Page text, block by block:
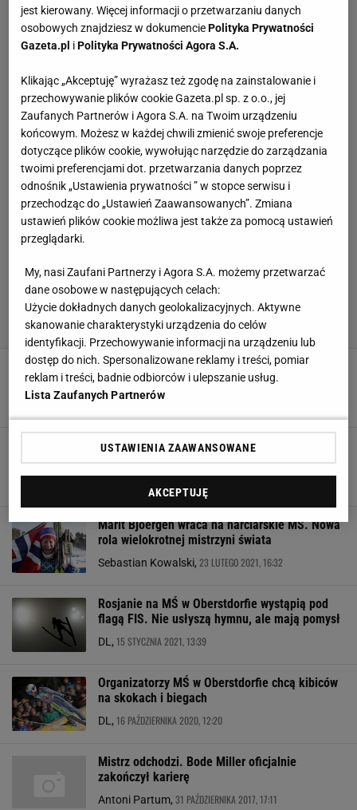
Polska może zorganizować mistrzostwa świata.
Mamy partnera. "Trwają rozmowy"
Wybrano gospodarza MŚ w narciarstwie
klasycznym w 2027 roku. Klamka zapadła
Marit Bjoergen wraca na narciarskie MŚ. Nowa
rola wielokrotnej mistrzyni świata
Sebastian Kowalski, 23 LUTEGO 2021, 16:32
Rosjanie na MŚ w Oberstdorfie wystąpią pod
flagą FIS. Nie usłyszą hymnu, ale mają pomysł
DL, 15 STYCZNIA 2021, 13:39
Organizatorzy MŚ w Oberstdorfie chcą kibiców
na skokach i biegach
DL, 16 PAŹDZIERNIKA 2020, 12:20
Mistrz odchodzi. Bode Miller oficjalnie
zakończył karierę
Antoni Partum, 31 PAŹDZIERNIKA 2017, 17:11
jest kierowany. Więcej informacji o przetwarzaniu danych
osobowych znajdziesz w dokumenciePolityka Prywatności
Gazeta.pl iPolityka Prywatności Agora S.A.
Klikając „Akceptuję” wyrażasz też zgodę na zainstalowanie i
przechowywanie plików cookie Gazeta.pl sp. z o.o., jej
Zaufanych Partnerów i Agora S.A. na Twoim urządzeniu
końcowym. Możesz w każdej chwili zmienić swoje preferencje
dotyczące plików cookie, wywołując narzędzie do zarządzania
twoimi preferencjami dot. przetwarzania danych poprzez
odnośnik „Ustawienia prywatności ” w stopce serwisu i
przechodząc do „Ustawień Zaawansowanych”. Zmiana
ustawień plików cookie możliwa jest także za pomocą ustawień
przeglądarki.
My, nasi Zaufani Partnerzy i Agora S.A. możemy przetwarzać
dane osobowe w następujących celach:
Użycie dokładnych danych geolokalizacyjnych. Aktywne
skanowanie charakterystyki urządzenia do celów
identyfikacji. Przechowywanie informacji na urządzeniu lub
dostęp do nich. Spersonalizowane reklamy i treści, pomiar
reklam i treści, badnie odbiorców i ulepszanie usług.
Lista Zaufanych Partnerów
USTAWIENIA ZAAWANSOWANE
AKCEPTUJĘ